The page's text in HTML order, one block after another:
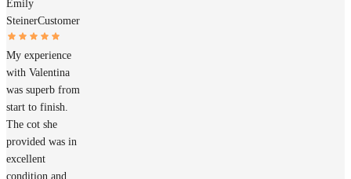
Emily
SteinerCustomer
My experience
with Valentina
was superb from
start to finish.
The cot she
provided was in
excellent
condition and